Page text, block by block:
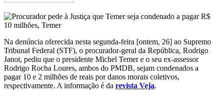
Na denúncia oferecida nesta segunda-feira [ontem, 26] ao Supremo
Tribunal Federal (STF), o procurador-geral da República, Rodrigo
Janot, pediu que o presidente Michel Temer e o seu ex-assessor
Rodrigo Rocha Loures, ambos do PMDB, sejam condenados a
pagar 10 e 2 milhões de reais por danos morais coletivos,
respectivamente. A informação é da revista Veja.